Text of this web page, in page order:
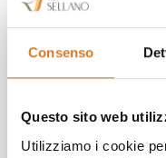
Consenso
Questo sito web
Utilizziamo i cookie
Hai
339 1886402